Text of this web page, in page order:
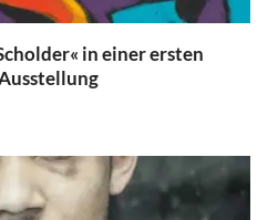
in einer ersten